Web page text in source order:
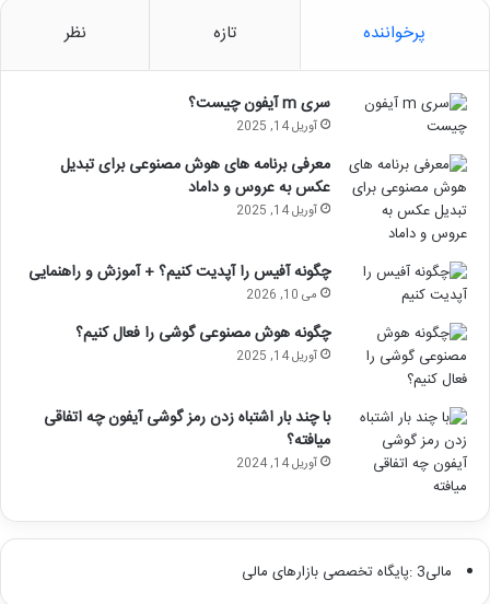
پرخواننده تازه نظر
سری m آیفون چیست؟
آوریل 14, 2025
معرفی برنامه های هوش مصنوعی برای تبدیل
عکس به عروس و داماد
آوریل 14, 2025
چگونه آفیس را آپدیت کنیم؟ + آموزش و راهنمایی
می 10, 2026
چگونه هوش مصنوعی گوشی را فعال کنیم؟
آوریل 14, 2025
با چند بار اشتباه زدن رمز گوشی آیفون چه اتفاقی
میافته؟
آوریل 14, 2024
مالی3 :پایگاه تخصصی بازارهای مالی